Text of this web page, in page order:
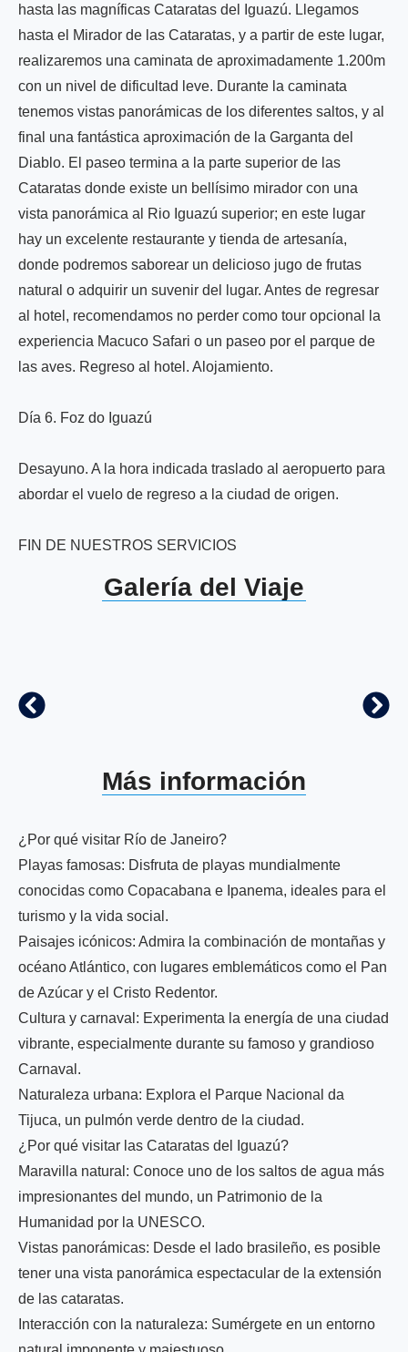
hasta las magníficas Cataratas del Iguazú. Llegamos
hasta el Mirador de las Cataratas, y a partir de este lugar,
realizaremos una caminata de aproximadamente 1.200m
con un nivel de dificultad leve. Durante la caminata
tenemos vistas panorámicas de los diferentes saltos, y al
final una fantástica aproximación de la Garganta del
Diablo. El paseo termina a la parte superior de las
Cataratas donde existe un bellísimo mirador con una
vista panorámica al Rio Iguazú superior; en este lugar
hay un excelente restaurante y tienda de artesanía,
donde podremos saborear un delicioso jugo de frutas
natural o adquirir un suvenir del lugar. Antes de regresar
al hotel, recomendamos no perder como tour opcional la
experiencia Macuco Safari o un paseo por el parque de
las aves. Regreso al hotel. Alojamiento.
Día 6. Foz do Iguazú
Desayuno. A la hora indicada traslado al aeropuerto para
abordar el vuelo de regreso a la ciudad de origen.
FIN DE NUESTROS SERVICIOS
Galería del Viaje
Más información
¿Por qué visitar Río de Janeiro?
Playas famosas: Disfruta de playas mundialmente
conocidas como Copacabana e Ipanema, ideales para el
turismo y la vida social.
Paisajes icónicos: Admira la combinación de montañas y
océano Atlántico, con lugares emblemáticos como el Pan
de Azúcar y el Cristo Redentor.
Cultura y carnaval: Experimenta la energía de una ciudad
vibrante, especialmente durante su famoso y grandioso
Carnaval.
Naturaleza urbana: Explora el Parque Nacional da
Tijuca, un pulmón verde dentro de la ciudad.
¿Por qué visitar las Cataratas del Iguazú?
Maravilla natural: Conoce uno de los saltos de agua más
impresionantes del mundo, un Patrimonio de la
Humanidad por la UNESCO.
Vistas panorámicas: Desde el lado brasileño, es posible
tener una vista panorámica espectacular de la extensión
de las cataratas.
Interacción con la naturaleza: Sumérgete en un entorno